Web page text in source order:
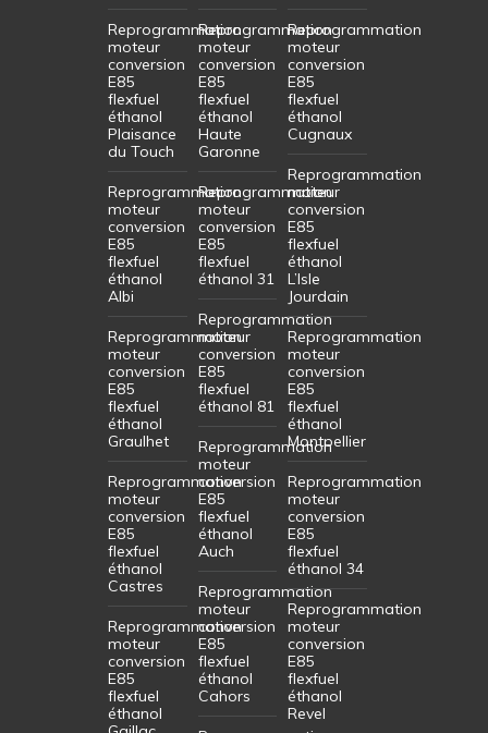
Reprogrammation
moteur
conversion
E85
flexfuel
éthanol
Plaisance
du Touch
Reprogrammation
moteur
conversion
E85
flexfuel
éthanol
Albi
Reprogrammation
moteur
conversion
E85
flexfuel
éthanol
Graulhet
Reprogrammation
moteur
conversion
E85
flexfuel
éthanol
Castres
Reprogrammation
moteur
conversion
E85
flexfuel
éthanol
Reprogrammation
moteur
conversion
E85
flexfuel
éthanol
Haute
Garonne
Reprogrammation
moteur
conversion
E85
flexfuel
éthanol 31
Reprogrammation
moteur
conversion
E85
flexfuel
éthanol 81
Reprogrammation
moteur
conversion
E85
flexfuel
éthanol
Auch
Reprogrammation
moteur
conversion
E85
flexfuel
éthanol
Cahors
Reprogrammation
moteur
conversion
E85
flexfuel
éthanol
Cugnaux
Reprogrammation
moteur
conversion
E85
flexfuel
éthanol
L’Isle
Jourdain
Reprogrammation
moteur
conversion
E85
flexfuel
éthanol
Montpellier
Reprogrammation
moteur
conversion
E85
flexfuel
éthanol 34
Reprogrammation
moteur
conversion
E85
flexfuel
éthanol
Revel